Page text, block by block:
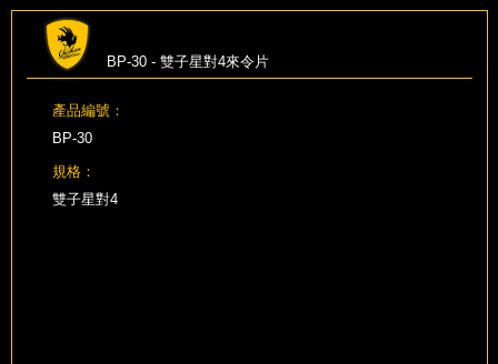
BP-30 - 雙子星對4來令片
產品編號：
BP-30
規格：
雙子星對4